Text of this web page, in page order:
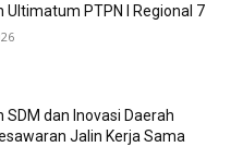
Ultimatum PTPN I Regional 7
SDM dan Inovasi Daerah
Jalin Kerja Sama